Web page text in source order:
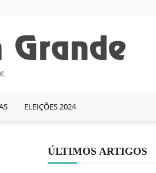
ELEIÇÕES 2024
ÚLTIMOS ARTIGOS